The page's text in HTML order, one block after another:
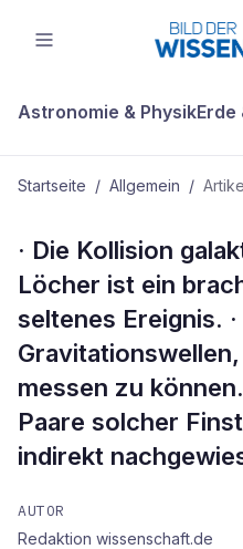
Astronomie & PhysikErde
Startseite / Allgemein /
Kompakt
· Die Kollision
Löcher ist ein
seltenes Ereignis.
messen zu
Paare solcher
indirekt
AUTOR
Redaktion wissenschaft.de